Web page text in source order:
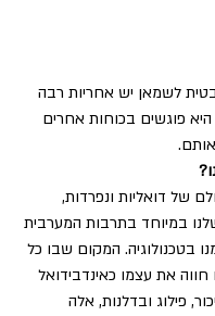
לשמאן יש אחריות רבה
פוגשים בכוחות אחרים
אותם.
של דואליות ונפרדות,
במיוחד בתרבות המערבית
בטכנולוגיה. המקום שבו כל
את עצמו כאינדבידואל
פילוג ובדלנות, אלה